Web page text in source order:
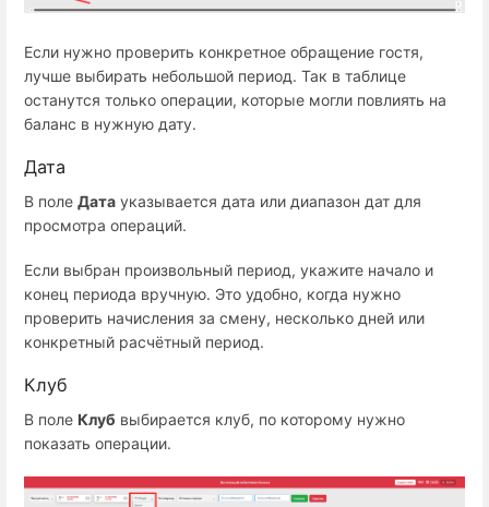
Если нужно проверить конкретное обращение гостя,
лучше выбирать небольшой период. Так в таблице
останутся только операции, которые могли повлиять на
баланс в нужную дату.
Дата
В поле Дата указывается дата или диапазон дат для
просмотра операций.
Если выбран произвольный период, укажите начало и
конец периода вручную. Это удобно, когда нужно
проверить начисления за смену, несколько дней или
конкретный расчётный период.
Клуб
В поле Клуб выбирается клуб, по которому нужно
показать операции.